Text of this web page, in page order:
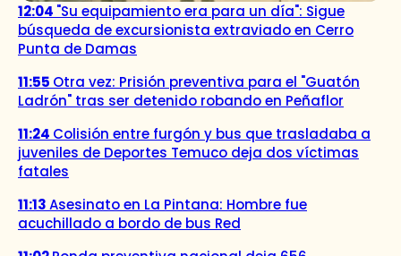
12:04 "Su equipamiento era para un día": Sigue
búsqueda de excursionista extraviado en Cerro
Punta de Damas
11:55 Otra vez: Prisión preventiva para el "Guatón
Ladrón" tras ser detenido robando en Peñaflor
11:24 Colisión entre furgón y bus que trasladaba a
juveniles de Deportes Temuco deja dos víctimas
fatales
11:13Asesinato en La Pintana: Hombre fue
acuchillado a bordo de bus Red